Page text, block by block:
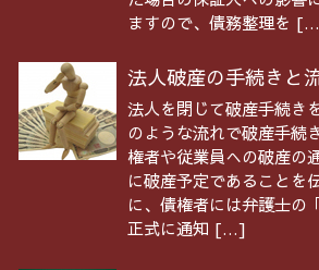
ますので、債務整理を
法人破産の手続きと
法人を閉じて破産手続き
のような流れで破産手
権者や従業員への破産の
に破産予定であることを
に、債権者には弁護士の
正式に通知 […]